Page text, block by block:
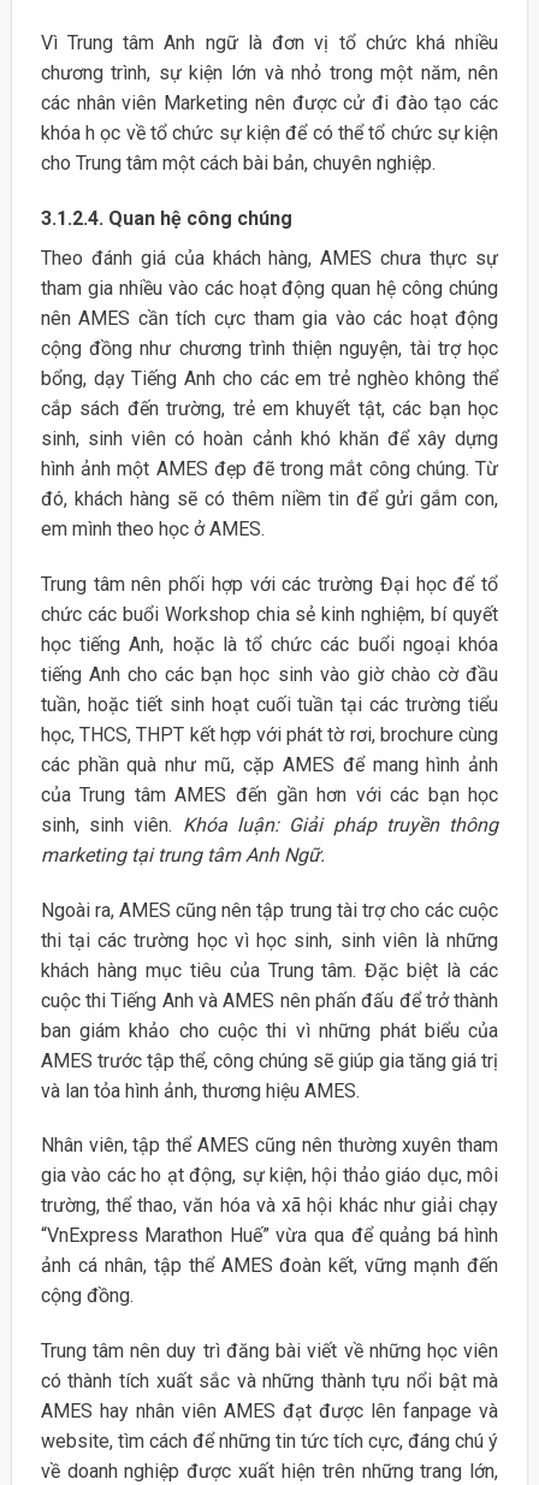
Vì Trung tâm Anh ngữ là đơn vị tổ chức khá nhiều
chương trình, sự kiện lớn và nhỏ trong một năm, nên
các nhân viên Marketing nên được cử đi đào tạo các
khóa h ọc về tổ chức sự kiện để có thể tổ chức sự kiện
cho Trung tâm một cách bài bản, chuyên nghiệp.
3.1.2.4. Quan hệ công chúng
Theo đánh giá của khách hàng, AMES chưa thực sự
tham gia nhiều vào các hoạt động quan hệ công chúng
nên AMES cần tích cực tham gia vào các hoạt động
cộng đồng như chương trình thiện nguyện, tài trợ học
bổng, dạy Tiếng Anh cho các em trẻ nghèo không thể
cắp sách đến trường, trẻ em khuyết tật, các bạn học
sinh, sinh viên có hoàn cảnh khó khăn để xây dựng
hình ảnh một AMES đẹp đẽ trong mắt công chúng. Từ
đó, khách hàng sẽ có thêm niềm tin để gửi gắm con,
em mình theo học ở AMES.
Trung tâm nên phối hợp với các trường Đại học để tổ
chức các buổi Workshop chia sẻ kinh nghiệm, bí quyết
học tiếng Anh, hoặc là tổ chức các buổi ngoại khóa
tiếng Anh cho các bạn học sinh vào giờ chào cờ đầu
tuần, hoặc tiết sinh hoạt cuối tuần tại các trường tiểu
học, THCS, THPT kết hợp với phát tờ rơi, brochure cùng
các phần quà như mũ, cặp AMES để mang hình ảnh
của Trung tâm AMES đến gần hơn với các bạn học
sinh, sinh viên. Khóa luận: Giải pháp truyền thông
marketing tại trung tâm Anh Ngữ.
Ngoài ra, AMES cũng nên tập trung tài trợ cho các cuộc
thi tại các trường học vì học sinh, sinh viên là những
khách hàng mục tiêu của Trung tâm. Đặc biệt là các
cuộc thi Tiếng Anh và AMES nên phấn đấu để trở thành
ban giám khảo cho cuộc thi vì những phát biểu của
AMES trước tập thể, công chúng sẽ giúp gia tăng giá trị
và lan tỏa hình ảnh, thương hiệu AMES.
Nhân viên, tập thể AMES cũng nên thường xuyên tham
gia vào các ho ạt động, sự kiện, hội thảo giáo dục, môi
trường, thể thao, văn hóa và xã hội khác như giải chạy
“VnExpress Marathon Huế” vừa qua để quảng bá hình
ảnh cá nhân, tập thể AMES đoàn kết, vững mạnh đến
cộng đồng.
Trung tâm nên duy trì đăng bài viết về những học viên
có thành tích xuất sắc và những thành tựu nổi bật mà
AMES hay nhân viên AMES đạt được lên fanpage và
website, tìm cách để những tin tức tích cực, đáng chú ý
về doanh nghiệp được xuất hiện trên những trang lớn,